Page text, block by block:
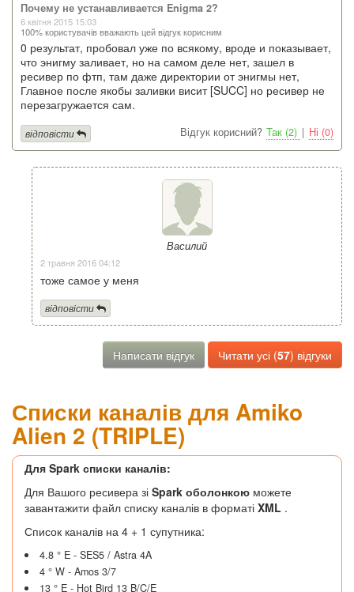
Почему не устанавливается Enigma 2?
6 квітня 2015 15:03
100% користувачів вважають цей відгук корисним
0 результат, пробовал уже по всякому, вроде и показывает,
что энигму заливает, но на самом деле нет, зашел в
ресивер по фтп, там даже директории от энигмы нет,
Главное после якобы заливки висит [SUCC] но ресивер не
перезагружается сам.
Відгук корисний? Так (2) | Ні (0)
відповісти
Василий
2 травня 2016 04:12
тоже самое у меня
відповісти
Написати відгук Читати усі (57) відгуки
Списки каналів для Amiko
Alien 2 (TRIPLE)
Для Spark списки каналів:
Для Вашого ресивера зі Spark оболонкою можете
завантажити файл списку каналів в форматі XML .
Список каналів на 4 + 1 супутника:
4.8 ° E - SES5 / Astra 4A
4 ° W - Amos 3/7
13 ° E - Hot Bird 13 B/C/E